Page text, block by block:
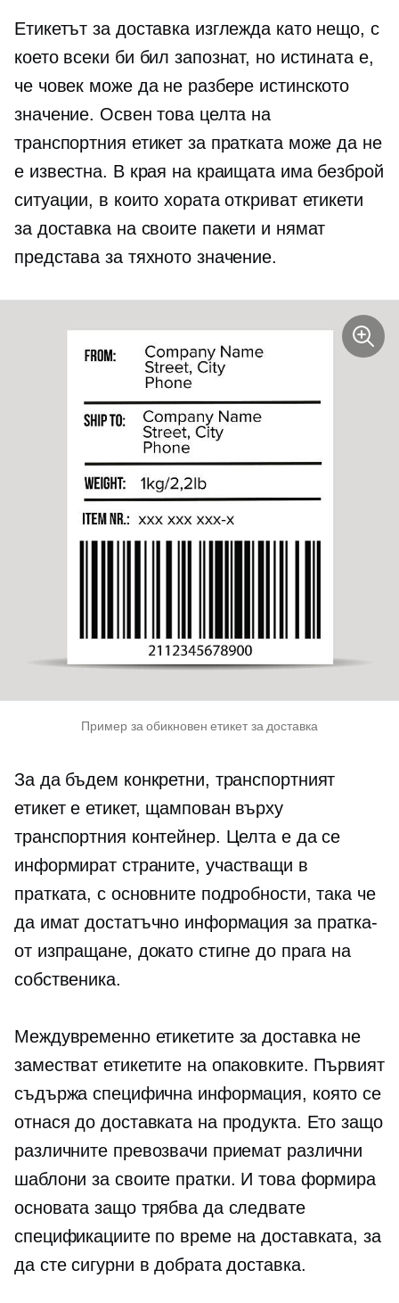
Етикетът за доставка изглежда като нещо, с
което всеки би бил запознат, но истината е,
че човек може да не разбере истинското
значение. Освен това целта на
транспортния етикет за пратката може да не
е известна. В края на краищата има безброй
ситуации, в които хората откриват етикети
за доставка на своите пакети и нямат
представа за тяхното значение.
Пример за обикновен етикет за доставка
За да бъдем конкретни, транспортният
етикет е етикет, щампован върху
транспортния контейнер. Целта е да се
информират страните, участващи в
пратката, с основните подробности, така че
да имат достатъчно информация за пратка-
от изпращане, докато стигне до прага на
собственика.
Междувременно етикетите за доставка не
заместват етикетите на опаковките. Първият
съдържа специфична информация, която се
отнася до доставката на продукта. Ето защо
различните превозвачи приемат различни
шаблони за своите пратки. И това формира
основата защо трябва да следвате
спецификациите по време на доставката, за
да сте сигурни в добрата доставка.